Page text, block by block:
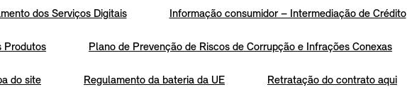
dos Serviços Digitais Informação consumidor – Intermediação de Crédito
Produtos Plano de Prevenção de Riscos de Corrupção e Infrações Conexas
do site Regulamento da bateria da UE Retratação do contrato aqui